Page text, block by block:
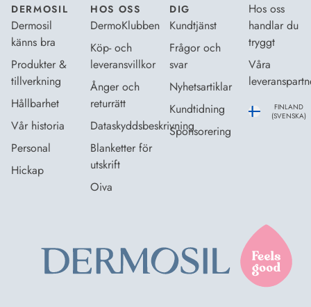
DERMOSIL
Dermosil
känns bra
Produkter &
tillverkning
Hållbarhet
Vår historia
Personal
Hickap
HOS OSS
DermoKlubben
Köp- och
leveransvillkor
Ånger och
returrätt
Dataskyddsbeskrivning
Blanketter för
utskrift
Oiva
DIG
Kundtjänst
Frågor och
svar
Nyhetsartiklar
Kundtidning
Sponsorering
Hos oss
handlar du
tryggt
Våra
FINLAND
(SVENSKA)